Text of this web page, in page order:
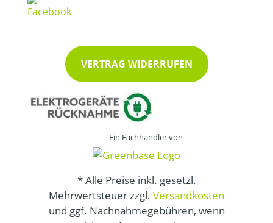
VERTRAG WIDERRUFEN
Ein Fachhändler von
* Alle Preise inkl. gesetzl.
Mehrwertsteuer zzgl. Versandkosten
und ggf. Nachnahmegebühren, wenn